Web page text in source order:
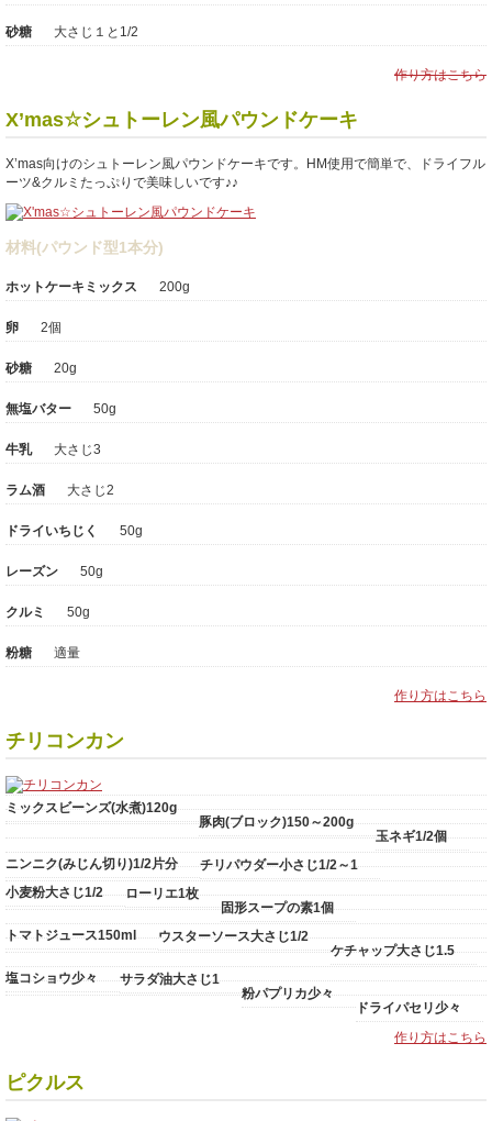
砂糖 大さじ１と1/2
作り方はこちら
X’mas☆シュトーレン風パウンドケーキ
X’mas向けのシュトーレン風パウンドケーキです。HM使用で簡単で、ドライフル
ーツ&クルミたっぷりで美味しいです♪♪
材料(パウンド型1本分)
ホットケーキミックス 200g
卵 2個
砂糖 20g
無塩バター 50g
牛乳 大さじ3
ラム酒 大さじ2
ドライいちじく 50g
レーズン 50g
クルミ 50g
粉糖 適量
作り方はこちら
チリコンカン
ミックスビーンズ(水煮)120g
豚肉(ブロック)150～200g
玉ネギ1/2個
ニンニク(みじん切り)1/2片分
チリパウダー小さじ1/2～1
小麦粉大さじ1/2
ローリエ1枚
固形スープの素1個
トマトジュース150ml
ウスターソース大さじ1/2
ケチャップ大さじ1.5
塩コショウ少々
サラダ油大さじ1
粉パプリカ少々
ドライパセリ少々
作り方はこちら
ピクルス